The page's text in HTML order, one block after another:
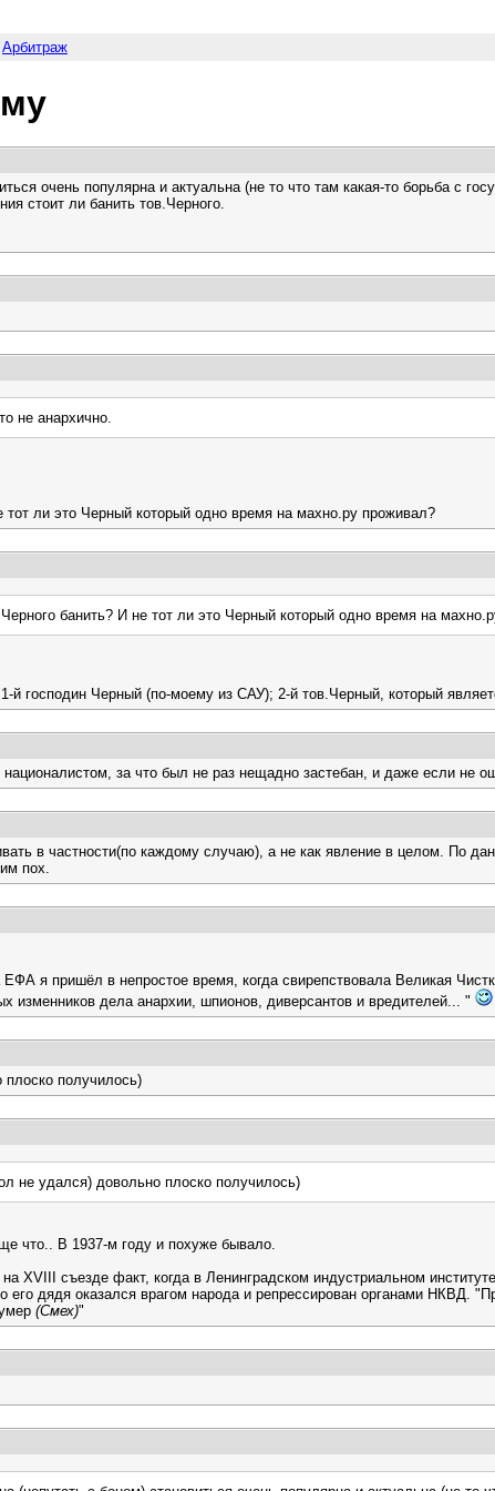
Арбитраж
очень популярна и актуальна (не то что там какая-то борьба с
стоит ли банить тов.Черного.
не анархично.
тот ли это Черный который одно время на махно.ру проживал?
Черного банить? И не тот ли это Черный который одно время на
й господин Черный (по-моему из САУ); 2-й тов.Черный, который
за что был не раз нещадно застебан, и даже если не
в частности(по каждому случаю), а не как явление в целом. По
пох.
я пришёл в непростое время, когда свирепствовала Великая
изменников дела анархии, шпионов, диверсантов и вредителей... "
получилось)
не удался) довольно плоско получилось)
что.. В 1937-м году и похуже бывало.
XVIII съезде факт, когда в Ленинградском индустриальном
его дядя оказался врагом народа и репрессирован органами НКВД.
(Смех)"